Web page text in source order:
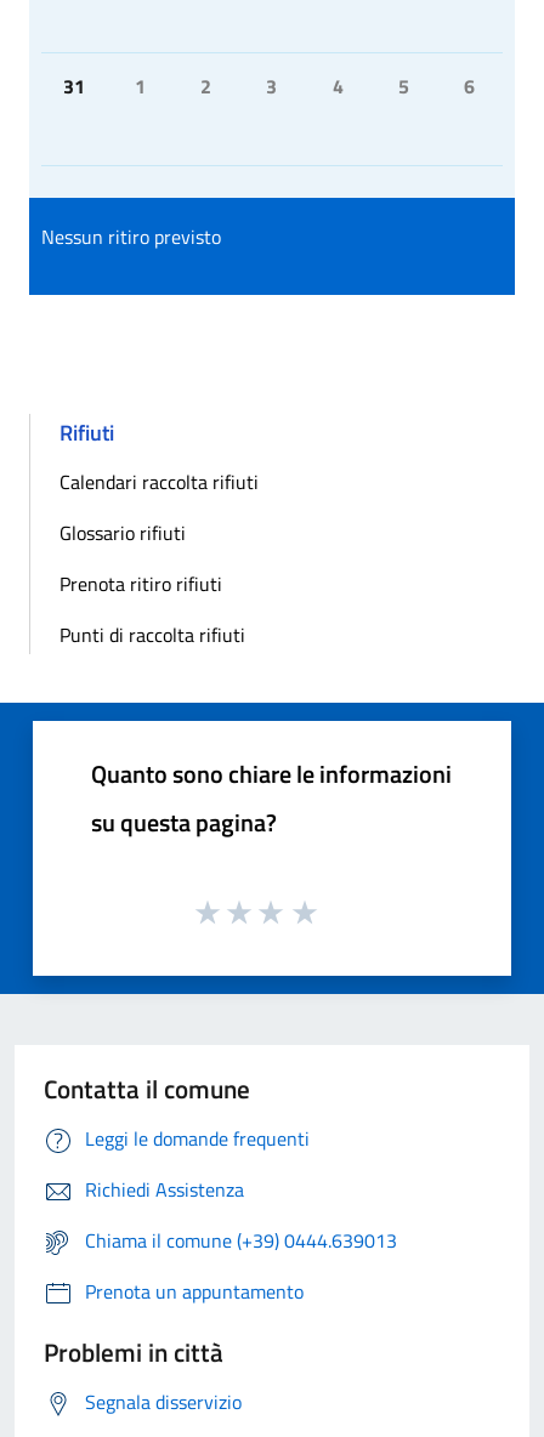
31 1 2 3 4 5 6
Nessun ritiro previsto
Rifiuti
Calendari raccolta rifiuti
Glossario rifiuti
Prenota ritiro rifiuti
Punti di raccolta rifiuti
Quanto sono chiare le informazioni
su questa pagina?
Contatta il comune
Leggi le domande frequenti
Richiedi Assistenza
Chiama il comune (+39) 0444.639013
Prenota un appuntamento
Problemi in città
Segnala disservizio